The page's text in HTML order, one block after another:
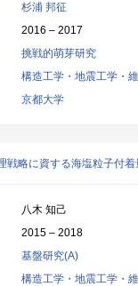
杉浦 邦征
2016 – 2017
挑戦的萌芽研究
構造工学・地震工学・
京都大学
戦略に資する海塩粒子付
八木 知己
2015 – 2018
基盤研究(A)
構造工学・地震工学・